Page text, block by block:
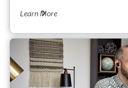
Learn More